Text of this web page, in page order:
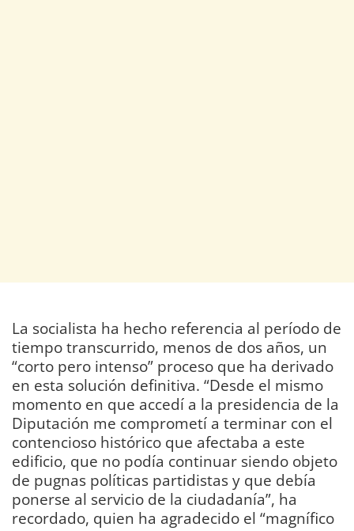
La socialista ha hecho referencia al período de
tiempo transcurrido, menos de dos años, un
“corto pero intenso” proceso que ha derivado
en esta solución definitiva. “Desde el mismo
momento en que accedí a la presidencia de la
Diputación me comprometí a terminar con el
contencioso histórico que afectaba a este
edificio, que no podía continuar siendo objeto
de pugnas políticas partidistas y que debía
ponerse al servicio de la ciudadanía”, ha
recordado, quien ha agradecido el “magnífico